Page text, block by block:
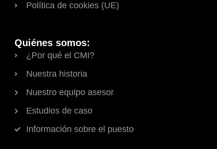
Política de cookies (UE)
Quiénes somos:
¿Por qué el CMI?
Nuestra historia
Nuestro equipo asesor
Estudios de caso
Información sobre el puesto